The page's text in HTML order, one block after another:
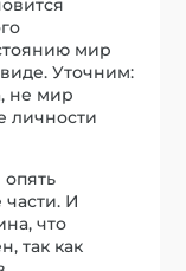
мир
Уточним:
не мир
личности
И
что
так как